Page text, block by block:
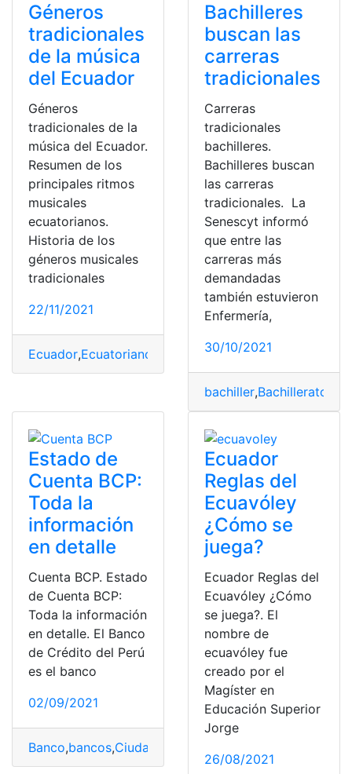
Géneros
tradicionales
de la música
del Ecuador
Géneros
tradicionales de la
música del Ecuador.
Resumen de los
principales ritmos
musicales
ecuatorianos.
Historia de los
géneros musicales
tradicionales
22/11/2021
Ecuador,Ecuatoriano música,tradicional
Bachilleres
buscan las
carreras
tradicionales
Carreras
tradicionales
bachilleres.
Bachilleres buscan
las carreras
tradicionales. La
Senescyt informó
que entre las
carreras más
demandadas
también estuvieron
Enfermería,
30/10/2021
bachiller,Bachillerato
Estado de
Cuenta BCP:
Toda la
información
en detalle
Cuenta BCP. Estado
de Cuenta BCP:
Toda la información
en detalle. El Banco
de Crédito del Perú
es el banco
02/09/2021
Banco,bancos,Ciudadanía americana
Ecuador
Reglas del
Ecuavóley
¿Cómo se
juega?
Ecuador Reglas del
Ecuavóley ¿Cómo
se juega?. El
nombre de
ecuavóley fue
creado por el
Magíster en
Educación Superior
Jorge
26/08/2021